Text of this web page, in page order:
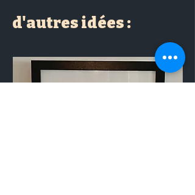
d'autres idées :